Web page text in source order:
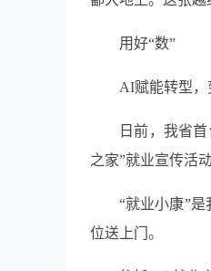
用好“数”
AI赋能转型，
日前，我省
之家”就业宣传活
“就业小康”
位送上门。